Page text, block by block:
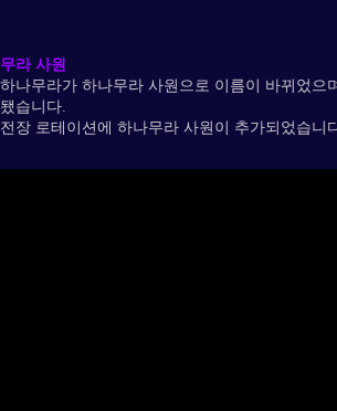
라 사원
하나무라가 하나무라 사원으로 이름이 바뀌었으
됐습니다.
전장 로테이션에 하나무라 사원이 추가되었습니